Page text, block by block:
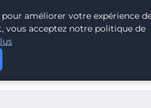
COMITÉ D’ENTREPRISE SAFRAN
améliorer votre expérience
vous acceptez notre politique de